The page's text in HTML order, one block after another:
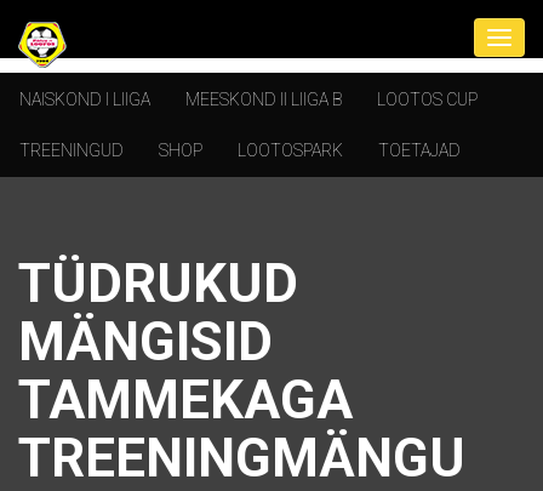
NAISKOND I LIIGA MEESKOND II LIIGA B LOOTOS CUP
TREENINGUD SHOP LOOTOSPARK TOETAJAD
TÜDRUKUD
MÄNGISID
TAMMEKAGA
TREENINGMÄNGU